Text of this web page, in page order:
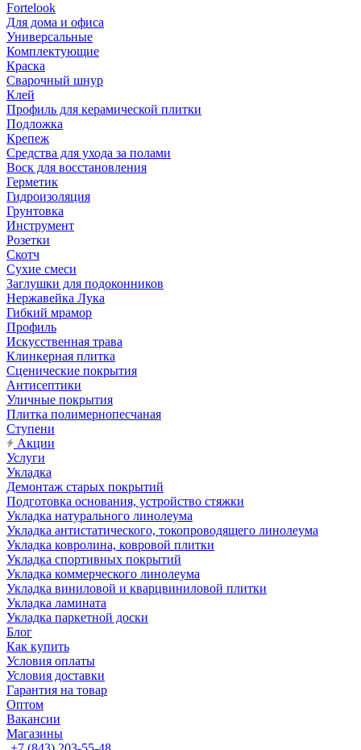
Fortelook
Для дома и офиса
Универсальные
Комплектующие
Краска
Сварочный шнур
Клей
Профиль для керамической плитки
Подложка
Крепеж
Средства для ухода за полами
Воск для восстановления
Герметик
Гидроизоляция
Грунтовка
Инструмент
Розетки
Скотч
Сухие смеси
Заглушки для подоконников
Нержавейка Лука
Гибкий мрамор
Профиль
Искусственная трава
Клинкерная плитка
Сценические покрытия
Антисептики
Уличные покрытия
Плитка полимернопесчаная
Ступени
Акции
Услуги
Укладка
Демонтаж старых покрытий
Подготовка основания, устройство стяжки
Укладка натурального линолеума
Укладка антистатического, токопроводящего линолеума
Укладка ковролина, ковровой плитки
Укладка спортивных покрытий
Укладка коммерческого линолеума
Укладка виниловой и кварцвиниловой плитки
Укладка ламината
Укладка паркетной доски
Блог
Как купить
Условия оплаты
Условия доставки
Гарантия на товар
Оптом
Вакансии
Магазины